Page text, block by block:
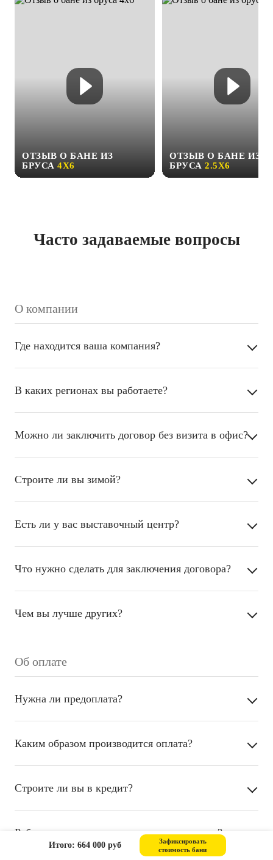
Итого: 664 000 руб
Зафиксировать
стоимость бани
ОТЗЫВ О БАНЕ ИЗ
БРУСА 4Х6
ОТЗЫВ О БАНЕ ИЗ
БРУСА 2.5Х6
Часто задаваемые вопросы
О компании
Где находится ваша компания?
В каких регионах вы работаете?
Можно ли заключить договор без визита в офис?
Строите ли вы зимой?
Есть ли у вас выставочный центр?
Что нужно сделать для заключения договора?
Чем вы лучше других?
Об оплате
Нужна ли предоплата?
Каким образом производится оплата?
Строите ли вы в кредит?
Работаете ли вы с материнским капиталом?